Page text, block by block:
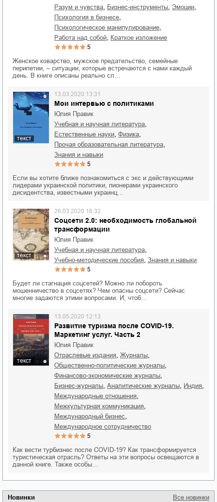
Новинки Все новинки
разум и чувства бизнес-инструменты эмоции
психология в бизнесе
психологическое манипулирование
работа над собой краткое изложение
5
Женское коварство, мужское предательство, семейные
перипетии, – ситуации, которые встречаются с нами каждый
день. В книге описаны реально сл…
текст
Мои интервью с политиками
13.03.2020 13:31
Юлия Правик
учебная и научная литература
естественные науки физика
прочая образовательная литература
знания и навыки
5
Если вы хотите ближе познакомиться с экс и действующими
лидерами украинской политики, пионерами украинского
дисидентства, известными украинц…
текст
Соцсети 2.0: необходимость глобальной
трансформации
26.03.2020 16:32
Юлия Правик
учебная и научная литература
учебно-методические пособия знания и навыки
5
Будет ли стагнация соцсетей? Можно ли побороть
мошенничество в соцсетях? Чем опасны соцсети? Сейчас
многие задаются этими вопросами. И, чтоб…
текст
Развитие туризма после COVID-19.
Маркетинг услуг. Часть 2
13.05.2020 12:13
Юлия Правик
отраслевые издания
журналы
общественно-политические журналы
финансово-экономические журналы
бизнес-журналы аналитические журналы Индия
международные отношения
межкультурная коммуникация
международный бизнес
международное сотрудничество
5
Как вести турбизнес после COVID-19? Как трансформируется
туристическая отрасль? Ответы на эти вопросы освещаются в
данной книге. Также особы…